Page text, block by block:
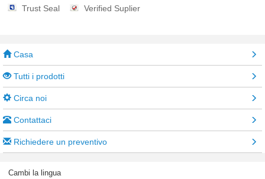
Trust Seal
Verified Suplier
Casa
Tutti i prodotti
Circa noi
Contattaci
Richiedere un preventivo
Cambi la lingua